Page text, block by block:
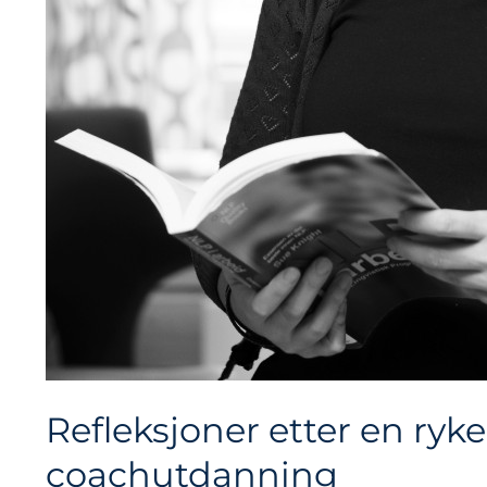
Refleksjoner etter en
coachutdanning